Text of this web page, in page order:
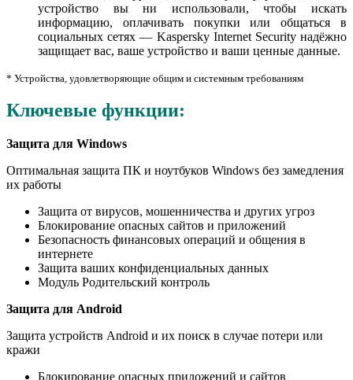
устройство вы ни использовали, чтобы искать
информацию, оплачивать покупки или общаться в
социальных сетях — Kaspersky Internet Security надёжно
защищает вас, ваше устройство и ваши ценные данные.
* Устройства, удовлетворяющие общим и системным требованиям
Ключевые функции:
Защита для Windows
Оптимальная защита ПК и ноутбуков Windows без замедления
их работы
Защита от вирусов, мошенничества и других угроз
Блокирование опасных сайтов и приложений
Безопасность финансовых операций и общения в
интернете
Защита ваших конфиденциальных данных
Модуль Родительский контроль
Защита для Android
Защита устройств Android и их поиск в случае потери или
кражи
Блокирование опасных приложений и сайтов